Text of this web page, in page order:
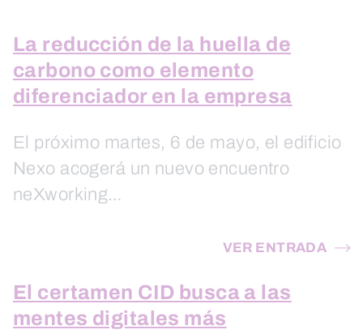
La reducción de la huella de
carbono como elemento
diferenciador en la empresa
El próximo martes, 6 de mayo, el edificio
Nexo acogerá un nuevo encuentro
neXworking…
VER ENTRADA
El certamen CID busca a las
mentes digitales más